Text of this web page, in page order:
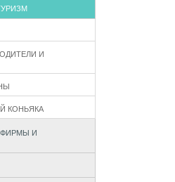
И
КОНЬЯКА
ФИРМЫ И